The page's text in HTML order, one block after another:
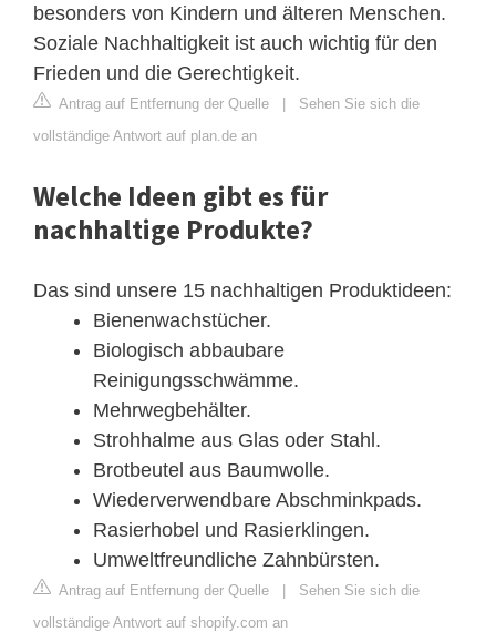
besonders von Kindern und älteren Menschen.
Soziale Nachhaltigkeit ist auch wichtig für den
Frieden und die Gerechtigkeit.
Antrag auf Entfernung der Quelle | Sehen Sie sich die
vollständige Antwort auf plan.de an
Welche Ideen gibt es für
nachhaltige Produkte?
Das sind unsere 15 nachhaltigen Produktideen:
Bienenwachstücher.
Biologisch abbaubare
Reinigungsschwämme.
Mehrwegbehälter.
Strohhalme aus Glas oder Stahl.
Brotbeutel aus Baumwolle.
Wiederverwendbare Abschminkpads.
Rasierhobel und Rasierklingen.
Umweltfreundliche Zahnbürsten.
Antrag auf Entfernung der Quelle | Sehen Sie sich die
vollständige Antwort auf shopify.com an